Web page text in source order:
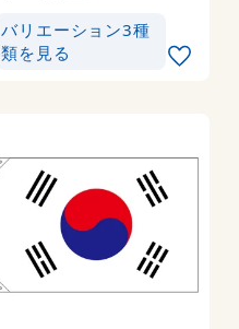
バリエーション3種
類を見る